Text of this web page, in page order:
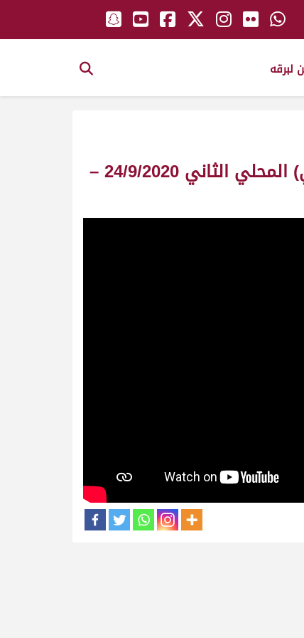
ش4 برزان لـ الشيخ عبدالعزيز بن حمد بن خالد آل ثاني (راشد سعيد بالعرج المري) المحلي الثاني 24/9/2020 –